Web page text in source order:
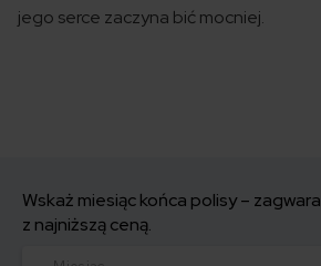
jego serce zaczyna bić mocniej.
Wskaż miesiąc końca polisy –
z najniższą ceną.